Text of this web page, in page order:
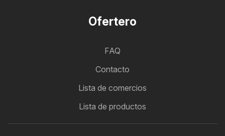
Ofertero
FAQ
Contacto
Lista de comercios
Lista de productos